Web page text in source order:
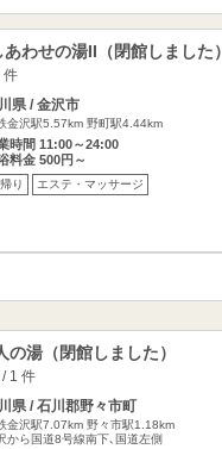
わせの湯II（閉館しました）
県 / 金沢市
金沢駅5.57km 野町駅4.44km
時間 11:00～24:00
料金 500円～
り エステ・マッサージ
湯（閉館しました）
1 件
県 / 石川郡野々市町
金沢駅7.07km 野々市駅1.18km
から国道8号線南下､国道左側